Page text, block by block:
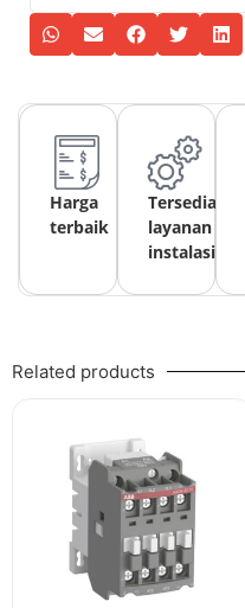
Harga
terbaik
Tersedia
layanan
instalasi
Related products